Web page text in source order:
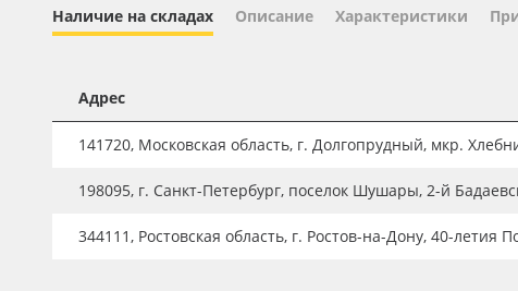
Новинки ассортимента
Плёнка монтажная Oratape
ПЭТ листовой
ПЭТ бэклит
Наличие на складах Описание Характеристики
Адрес
141720, Московская область, г. Долгопрудный, мкр.
198095, г. Санкт-Петербург, поселок Шушары, 2-й
344111, Ростовская область, г. Ростов-на-Дону, 40-летия